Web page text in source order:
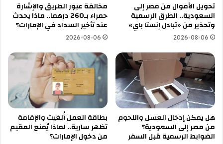
تحويل الأموال من مصر إلى
السعودية.. الطرق الرسمية
وتحذير من «تبادل إنستا باي»
2026-08-06
مخالفة عبور الطريق والإشارة
حمراء بـ260 درهما.. ماذا يحدث
عند تأخير السداد في الإمارات؟
2026-08-06
هل يمكن إدخال العسل واللحوم
من مصر إلى السعودية؟
الضوابط الرسمية قبل السفر
بطاقة العمل أُلغيت والإقامة
تظهر سارية.. لماذا يُمنع المقيم
من دخول الإمارات؟